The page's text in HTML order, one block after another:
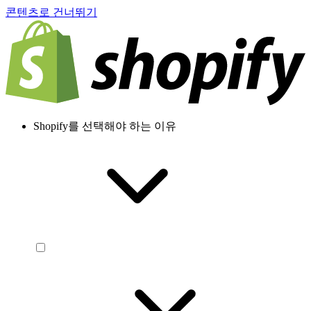
콘텐츠로 건너뛰기
Shopify를 선택해야 하는 이유